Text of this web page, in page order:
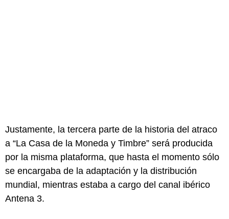
Justamente, la tercera parte de la historia del atraco
a “La Casa de la Moneda y Timbre” será producida
por la misma plataforma, que hasta el momento sólo
se encargaba de la adaptación y la distribución
mundial, mientras estaba a cargo del canal ibérico
Antena 3.